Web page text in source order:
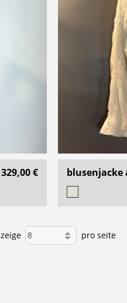
329,00 € blusenjacke
zeige pro seite